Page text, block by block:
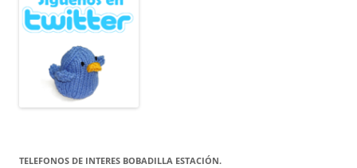
TELEFONOS DE INTERES BOBADILLA ESTACIÓN.